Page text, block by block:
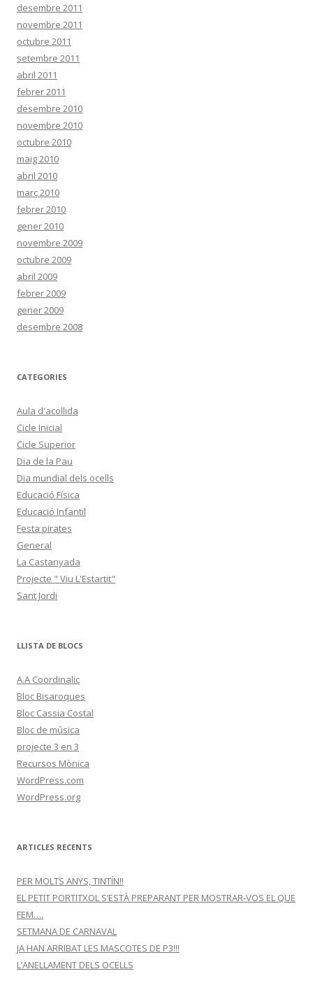
desembre 2011
novembre 2011
octubre 2011
setembre 2011
abril 2011
febrer 2011
desembre 2010
novembre 2010
octubre 2010
maig 2010
abril 2010
març 2010
febrer 2010
gener 2010
novembre 2009
octubre 2009
abril 2009
febrer 2009
gener 2009
desembre 2008
CATEGORIES
Aula d'acollida
Cicle Inicial
Cicle Superior
Dia de la Pau
Dia mundial dels ocells
Educació Física
Educació Infantil
Festa pirates
General
La Castanyada
Projecte " Viu L'Estartit"
Sant Jordi
LLISTA DE BLOCS
A.A Coordinalic
Bloc Bisaroques
Bloc Cassia Costal
Bloc de música
projecte 3 en 3
Recursos Mònica
WordPress.com
WordPress.org
ARTICLES RECENTS
PER MOLTS ANYS, TINTÍN!!
EL PETIT PORTITXOL S’ESTÀ PREPARANT PER MOSTRAR-VOS EL QUE
FEM….
SETMANA DE CARNAVAL
JA HAN ARRIBAT LES MASCOTES DE P3!!!
L’ANELLAMENT DELS OCELLS